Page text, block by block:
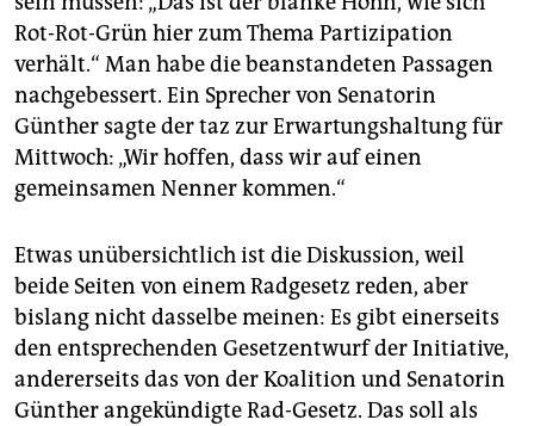
Rot-Rot-Grün hier zum Thema Partizipation
verhält.“ Man habe die beanstandeten Passagen
nachgebessert. Ein Sprecher von Senatorin
Günther sagte der taz zur Erwartungshaltung für
Mittwoch: „Wir hoffen, dass wir auf einen
gemeinsamen Nenner kommen.“
Etwas unübersichtlich ist die Diskussion, weil
beide Seiten von einem Radgesetz reden, aber
bislang nicht dasselbe meinen: Es gibt einerseits
den entsprechenden Gesetzentwurf der Initiative,
andererseits das von der Koalition und Senatorin
Günther angekündigte Rad-Gesetz. Das soll als